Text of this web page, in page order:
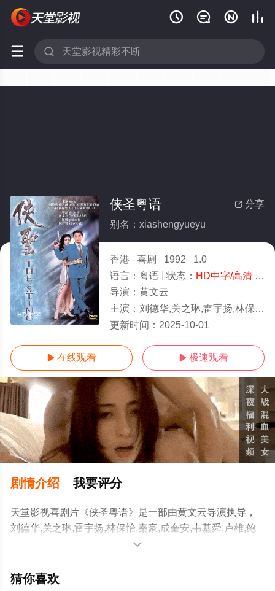
   
 
HD中字
 分享
侠圣粤语
别名：xiashengyueyu
香港 喜剧 1992
1.0
语言： 粤语 状态： HD中字/高清- 免费在线观看
导演： 黄文云
主演： 刘德华,关之琳,雷宇扬,林保怡,秦豪,成奎安,韦基舜,卢雄,鲍方,方平,丁家强,陈志文,曾近荣,梁葆贞
更新时间： 2025-10-01
 在线观看  极速观看
剧情介绍 我要评分
天堂影视喜剧片《侠圣粤语》是一部由黄文云导演执导，
刘德华,关之琳,雷宇扬,林保怡,秦豪,成奎安,韦基舜,卢雄,鲍
方,方平,丁家强,陈志文,曾近荣,梁葆贞,曾守明,龙彪,谢伟杰,
精彩演绎的香港电影，手机免费观看高清未删减完整版电

猜你喜欢